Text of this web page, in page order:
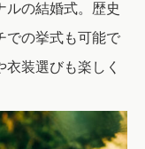
の結婚式。 歴史
での挙式も可能で
装選びも楽しく